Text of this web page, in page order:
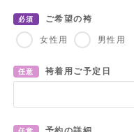
必須 ご希望の袴
女性用 男性用
任意 袴着用ご予定日